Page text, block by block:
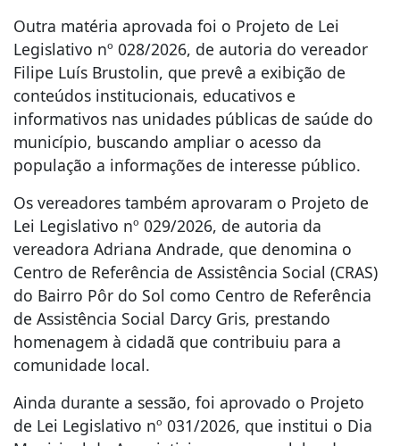
Outra matéria aprovada foi o Projeto de Lei
Legislativo nº 028/2026, de autoria do vereador
Filipe Luís Brustolin, que prevê a exibição de
conteúdos institucionais, educativos e
informativos nas unidades públicas de saúde do
município, buscando ampliar o acesso da
população a informações de interesse público.
Os vereadores também aprovaram o Projeto de
Lei Legislativo nº 029/2026, de autoria da
vereadora Adriana Andrade, que denomina o
Centro de Referência de Assistência Social (CRAS)
do Bairro Pôr do Sol como Centro de Referência
de Assistência Social Darcy Gris, prestando
homenagem à cidadã que contribuiu para a
comunidade local.
Ainda durante a sessão, foi aprovado o Projeto
de Lei Legislativo nº 031/2026, que institui o Dia